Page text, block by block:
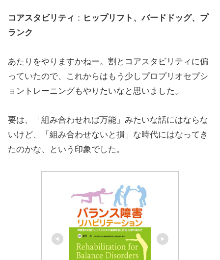
コアスタビリティ ： ヒップリフト、バードドッグ、プ
ランク
あたりをやりますかねー。割とコアスタビリティに偏
っていたので、これからはもう少しプロプリオセプシ
ョントレーニングもやりたいなと思いました。
要は、「組み合わせれば万能」みたいな話にはならな
いけど、「組み合わせないと損」な時代にはなってき
たのかな、という印象でした。